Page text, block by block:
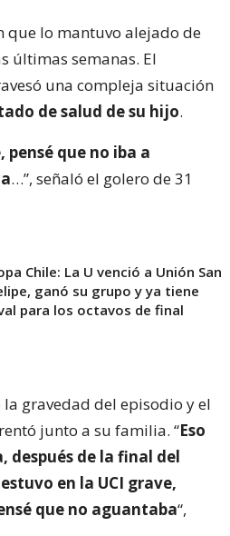
que lo mantuvo alejado de
últimas semanas. El
una compleja situación
de salud de su hijo.
que no iba a
…”, señaló el golero de 31
Chile: La U venció a Unión San
ganó su grupo y ya tiene
para los octavos de final
gravedad del episodio y el
junto a su familia. “Eso
después de la final del
en la UCI grave,
que no aguantaba“,